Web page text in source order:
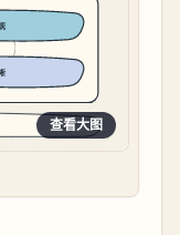
查看大图